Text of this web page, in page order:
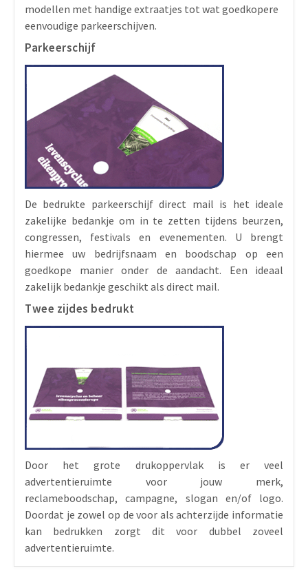
modellen met handige extraatjes tot wat goedkopere
eenvoudige parkeerschijven.
Parkeerschijf
De bedrukte parkeerschijf direct mail is het ideale
zakelijke bedankje om in te zetten tijdens beurzen,
congressen, festivals en evenementen. U brengt
hiermee uw bedrijfsnaam en boodschap op een
goedkope manier onder de aandacht. Een ideaal
zakelijk bedankje geschikt als direct mail.
Twee zijdes bedrukt
Door het grote drukoppervlak is er veel
advertentieruimte voor jouw merk,
reclameboodschap, campagne, slogan en/of logo.
Doordat je zowel op de voor als achterzijde informatie
kan bedrukken zorgt dit voor dubbel zoveel
advertentieruimte.